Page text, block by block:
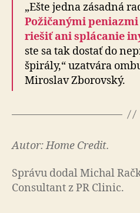
„Ešte jedna zásadná
Požičanými
riešiť ani splácanie
ste sa tak dostať do
špirály,“ uzatvára
Miroslav Zborovský.
Autor: Home Credit.
Správu dodal Michal
Consultant z PR Clinic.